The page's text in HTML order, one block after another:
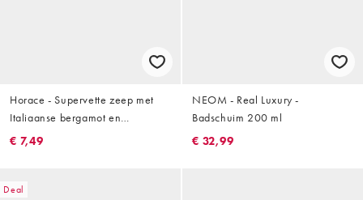
Horace - Supervette zeep met
Italiaanse bergamot en
pepermunt 125g
€ 7,49
NEOM - Real Luxury -
Badschuim 200 ml
€ 32,99
Deal